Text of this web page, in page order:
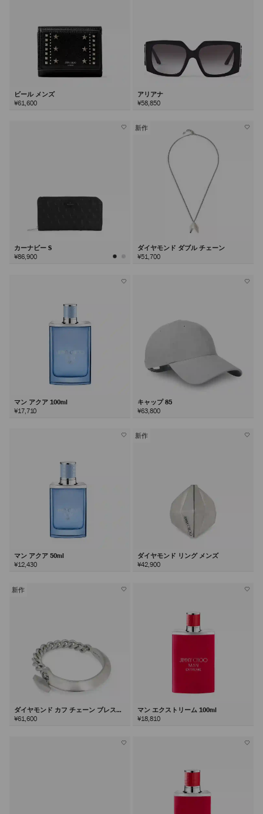
ビール メンズ
¥61,600
アリアナ
¥58,850
カーナビー S
¥86,900
新作
ダイヤモンド ダブル チェーン
¥51,700
マン アクア 100ml
¥17,710
キャップ 85
¥63,800
マン アクア 50ml
¥12,430
新作
ダイヤモンド リング メンズ
¥42,900
新作
ダイヤモンド カフ チェーン ブレスレ
ット
¥61,600
マン エクストリーム 100ml
¥18,810